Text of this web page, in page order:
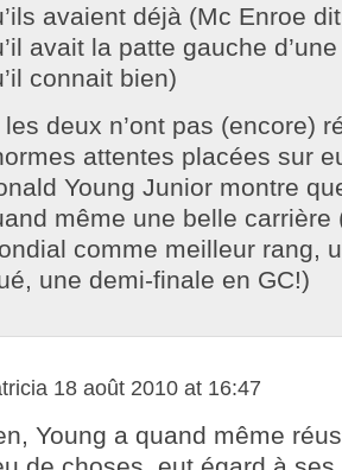
avaient déjà (Mc Enroe
avait la patte gauche
connait bien)
les deux n’ont pas (encore)
attentes placées sur
Young Junior montre
même une belle carrière
comme meilleur rang,
une demi-finale en GC!)
18 août 2010 at 16:47
Young a quand même